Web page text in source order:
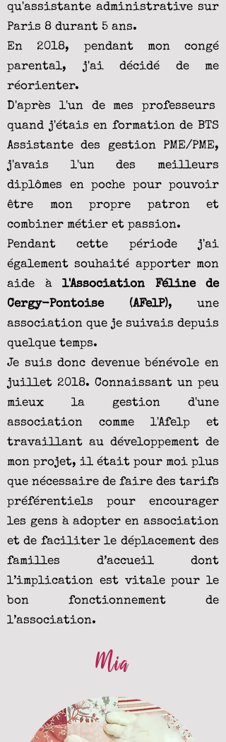
qu'assistante administrative sur
Paris 8 durant 5 ans.
En 2018, pendant mon congé
parental, j'ai décidé de me
réorienter.
D'après l'un de mes professeurs
quand j'étais en formation de BTS
Assistante des gestion PME/PME,
j'avais l'un des meilleurs
diplômes en poche pour pouvoir
être mon propre patron et
combiner métier et passion.
Pendant cette période j'ai
également souhaité apporter mon
aide à l'Association Féline de
Cergy-Pontoise (AFelP), une
association que je suivais depuis
quelque temps.
Je suis donc devenue bénévole en
juillet 2018. Connaissant un peu
mieux la gestion d'une
association comme l'Afelp et
travaillant au développement de
mon projet, il était pour moi plus
que nécessaire de faire des tarifs
préférentiels pour encourager
les gens à adopter en association
et de faciliter le déplacement des
familles d’accueil dont
l’implication est vitale pour le
bon fonctionnement de
l’association.
Mia